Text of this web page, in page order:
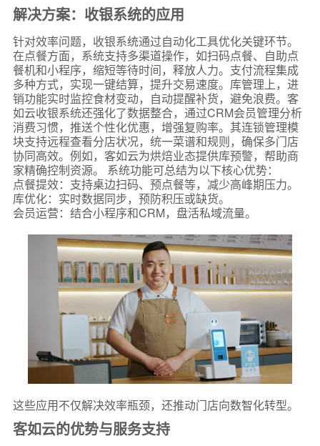
解决方案：收银系统的应用
针对效率问题，收银系统通过自动化工具优化关键环节。
在点餐方面，系统支持多渠道操作，如扫码点餐、自助点
餐机和小程序，缩短等待时间，释放人力。支付流程集成
多种方式，实现一键结算，提升交易速度。库管理上，进
销功能实时监控食材变动，自动提醒补货，避免浪费。客
如云收银系统还强化了数据整合，通过CRM会员管理分析
消费习惯，推送个性化优惠，增强复购率。其连锁管理模
块支持远程查看分店状况，统一菜谱和规则，确保多门店
协同高效。例如，客如云为烘焙业态提供库预警，帮助商
家精确控制资源。 系统功能可总结为以下核心优势：
点餐提效：支持桌边扫码、预点餐等，减少高峰期压力。
库优化：实时数据同步，预防积压或缺货。
会员运营：结合小程序和CRM，盘活私域流量。
这些应用不仅解决效率瓶颈，还推动门店向数智化转型。
客如云的优势与服务支持